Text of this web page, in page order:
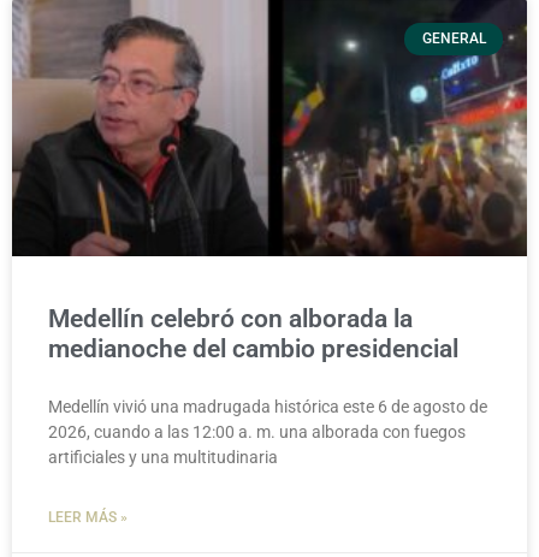
GENERAL
Medellín celebró con alborada la
medianoche del cambio presidencial
Medellín vivió una madrugada histórica este 6 de agosto de
2026, cuando a las 12:00 a. m. una alborada con fuegos
artificiales y una multitudinaria
LEER MÁS »